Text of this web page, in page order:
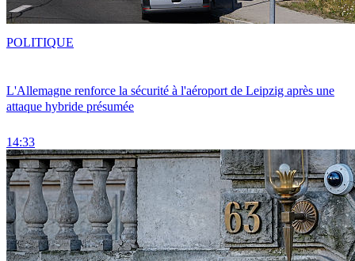
L'Allemagne renforce la sécurité à l'aéroport de Leipzig après une
attaque hybride présumée
14:33
POLITIQUE